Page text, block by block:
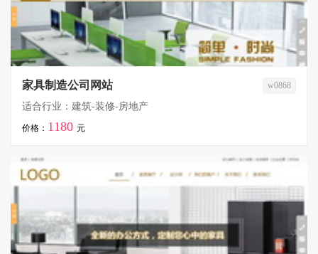
家具制造公司网站 w0868
适合行业：建筑-装修-房地产
价格： 1180 元